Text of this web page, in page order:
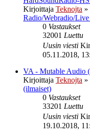
Kirjoittaja Teknojta »
Radio/Webradio/Live
0 Vastaukset
32001 Luettu
Uusin viesti
05.11.2018,
VA - Mutable Audio
Kirjoittaja Teknojta »
(ilmaiset)
0 Vastaukset
33201 Luettu
Uusin viesti
19.10.2018,